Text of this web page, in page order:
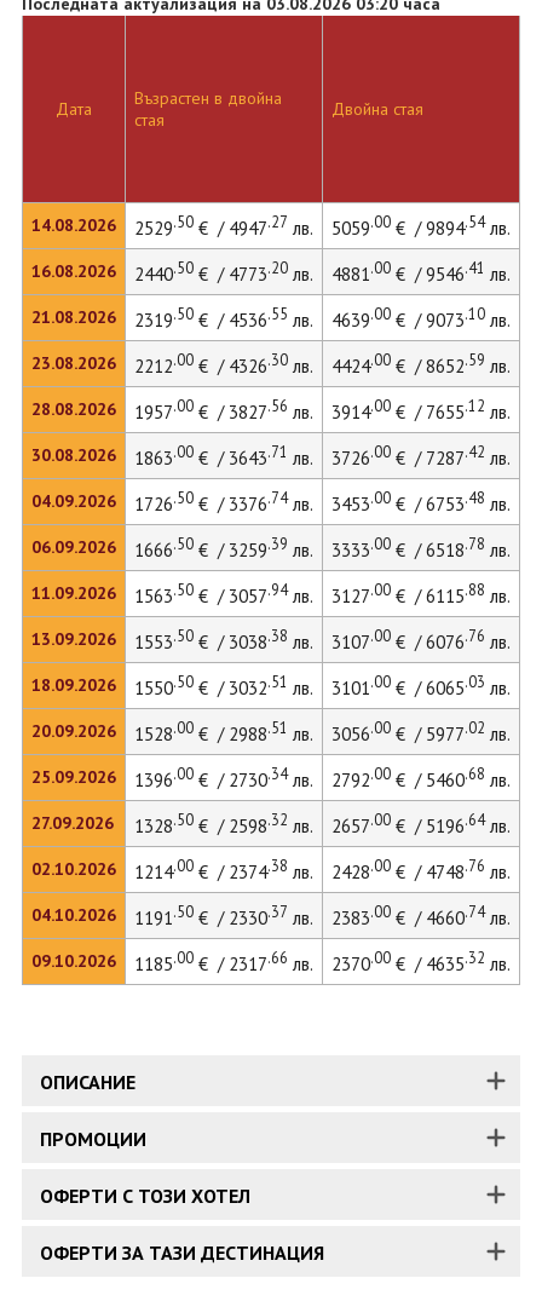
Дата
14.08.2026
16.08.2026
21.08.2026
23.08.2026
28.08.2026
30.08.2026
04.09.2026
06.09.2026
11.09.2026
13.09.2026
18.09.2026
20.09.2026
25.09.2026
27.09.2026
02.10.2026
04.10.2026
09.10.2026
Възрастен в двойна
стая
Двойна стая
2529.50€ / 4947.27 лв. 5059.00€ / 9894.54лв.
2440.50€ / 4773.20лв. 4881.00€ / 9546.41 лв.
2319.50€ / 4536.55 лв. 4639.00€ / 9073.10лв.
2212.00€ / 4326.30лв. 4424.00€ / 8652.59 лв.
1957.00€ / 3827.56 лв. 3914.00€ / 7655.12 лв.
1863.00€ / 3643.71 лв. 3726.00€ / 7287.42 лв.
1726.50€ / 3376.74лв. 3453.00€ / 6753.48 лв.
1666.50€ / 3259.39 лв. 3333.00€ / 6518.78 лв.
1563.50€ / 3057.94лв. 3127.00€ / 6115.88 лв.
1553.50€ / 3038.38 лв. 3107.00€ / 6076.76 лв.
1550.50€ / 3032.51 лв. 3101.00€ / 6065.03 лв.
1528.00€ / 2988.51 лв. 3056.00€ / 5977.02 лв.
1396.00€ / 2730.34лв. 2792.00€ / 5460.68 лв.
1328.50€ / 2598.32 лв. 2657.00€ / 5196.64лв.
1214.00€ / 2374.38 лв. 2428.00€ / 4748.76 лв.
1191.50€ / 2330.37 лв. 2383.00€ / 4660.74лв.
1185.00€ / 2317.66 лв. 2370.00€ / 4635.32 лв.
ОПИСАНИЕ
ПРОМОЦИИ
ОФЕРТИ С ТОЗИ ХОТЕЛ
ОФЕРТИ ЗА ТАЗИ ДЕСТИНАЦИЯ